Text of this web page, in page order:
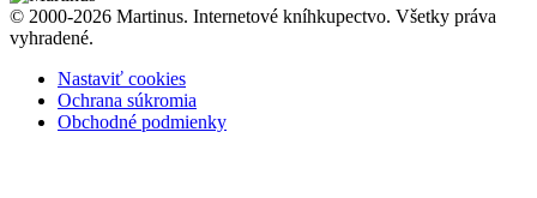
© 2000-2026 Martinus. Internetové kníhkupectvo. Všetky práva
vyhradené.
Nastaviť cookies
Ochrana súkromia
Obchodné podmienky